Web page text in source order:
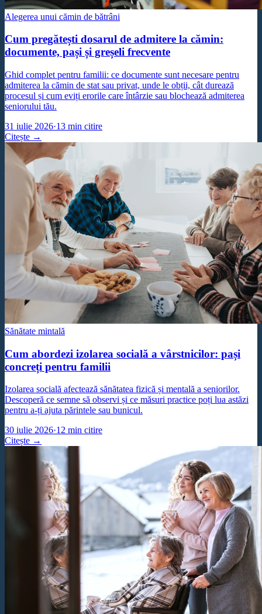
Alegerea unui cămin de bătrâni
Cum pregătești dosarul de admitere la cămin:
documente, pași și greșeli frecvente
Ghid complet pentru familii: ce documente sunt necesare pentru
admiterea la cămin de stat sau privat, unde le obții, cât durează
procesul și cum eviți erorile care întârzie sau blochează admiterea
seniorului tău.
31 iulie 2026·13 min citire
Citește →
Sănătate mintală
Cum abordezi izolarea socială a vârstnicilor: pași
concreți pentru familii
Izolarea socială afectează sănătatea fizică și mentală a seniorilor.
Descoperă ce semne să observi și ce măsuri practice poți lua astăzi
pentru a-ți ajuta părintele sau bunicul.
30 iulie 2026·12 min citire
Citește →